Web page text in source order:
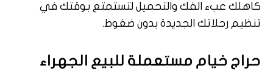
كاهلك عبء الفك والتحميل لتستمتع بوقتك في
تنظيم رحلاتك الجديدة بدون ضغوط.
حراج خيام مستعملة للبيع الجهراء